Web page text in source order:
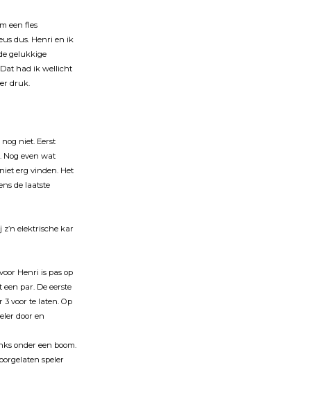
een fles
dus. Henri en ik
gelukkige
Dat had ik wellicht
druk.
niet. Eerst
Nog even wat
erg vinden. Het
de laatste
z’n elektrische kar
Henri is pas op
par. De eerste
3 voor te laten. Op
door en
onder een boom.
speler